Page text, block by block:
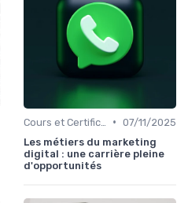
• 07/11/2025
Les métiers du marketing
digital : une carrière pleine
d'opportunités